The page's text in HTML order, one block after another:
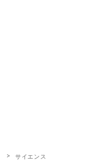
サイエンス